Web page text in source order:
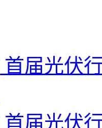
届光伏
届光伏